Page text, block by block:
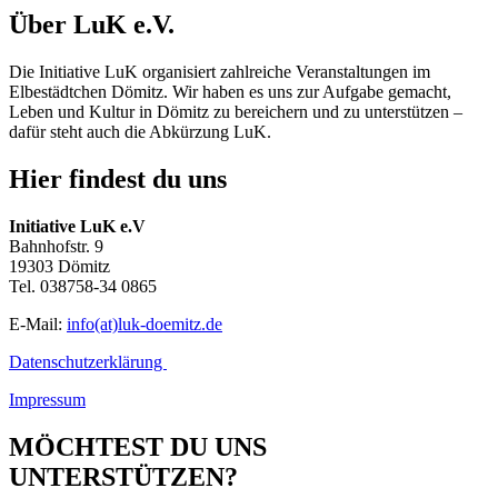
Über LuK e.V.
Die Initiative LuK organisiert zahlreiche Veranstaltungen im
Elbestädtchen Dömitz. Wir haben es uns zur Aufgabe gemacht,
Leben und Kultur in Dömitz zu bereichern und zu unterstützen –
dafür steht auch die Abkürzung LuK.
Hier findest du uns
Initiative LuK e.V
Bahnhofstr. 9
19303 Dömitz
Tel. 038758-34 0865
E-Mail: info(at)luk-doemitz.de
Datenschutzerklärung
Impressum
MÖCHTEST DU UNS
UNTERSTÜTZEN?